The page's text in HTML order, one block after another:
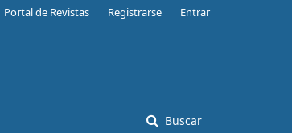
Buscar
Portal de Revistas Registrarse Entrar